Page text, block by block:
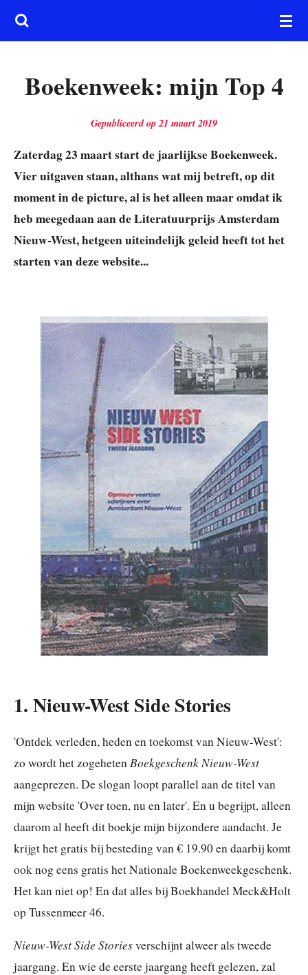
Ga
direct
Boekenweek: mijn Top 4
Gepubliceerd op 21 maart 2019
Zaterdag 23 maart start de jaarlijkse Boekenweek.
Vier uitgaven staan, althans wat mij betreft, op dit
moment in de picture, al is het alleen maar omdat ik
heb meegedaan aan de Literatuurprijs Amsterdam
Nieuw-West, hetgeen uiteindelijk geleid heeft tot het
starten van deze website...
1. Nieuw-West Side Stories
'Ontdek verleden, heden en toekomst van Nieuw-West':
zo wordt het zogeheten Boekgeschenk Nieuw-West
aangeprezen. De slogan loopt parallel aan de titel van
mijn website 'Over toen, nu en later'. En u begrijpt, alleen
daarom al heeft dit boekje mijn bijzondere aandacht. Je
krijgt het gratis bij besteding van € 19.90 en daarbij komt
ook nog eens gratis het Nationale Boekenweekgeschenk.
Het kan niet op! En dat alles bij Boekhandel Meck&Holt
op Tussenmeer 46.
Nieuw-West Side Storiesverschijnt alweer als tweede
jaargang. En wie de eerste jaargang heeft gelezen, zal